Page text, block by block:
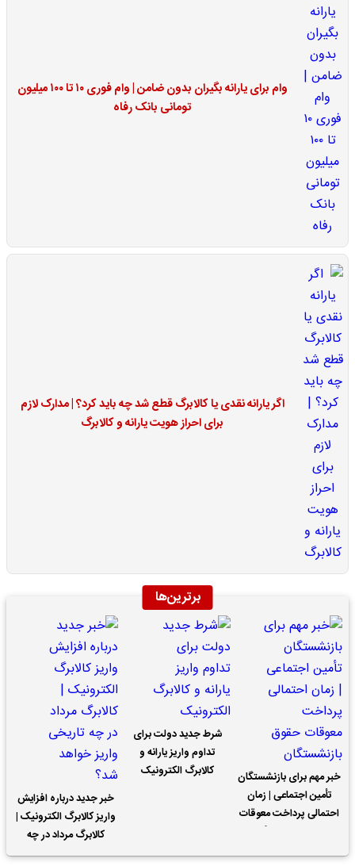
وام برای یارانه بگیران بدون ضامن | وام فوری ۱۰ تا ۱۰۰ میلیون
تومانی بانک رفاه
اگر یارانه نقدی یا کالابرگ قطع شد چه باید کرد؟ | مدارک لازم
برای احراز هویت یارانه و کالابرگ
برترین‌ها
خبر مهم برای بازنشستگان
تأمین اجتماعی | زمان
احتمالی پرداخت معوقات
شرط جدید دولت برای
تداوم واریز یارانه و
کالابرگ الکترونیک
خبر جدید درباره افزایش
واریز کالابرگ الکترونیک |
کالابرگ مرداد در چه
تاریخی واریز خواهد شد؟